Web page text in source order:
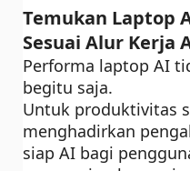
Temukan Laptop
Sesuai Alur Kerja
Performa laptop AI
begitu saja.
Untuk produktivitas
menghadirkan
siap AI bagi